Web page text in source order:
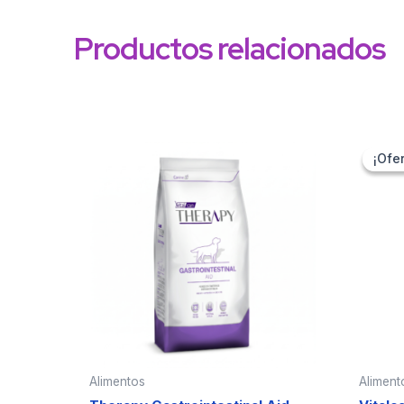
Productos relacionados
Alimentos